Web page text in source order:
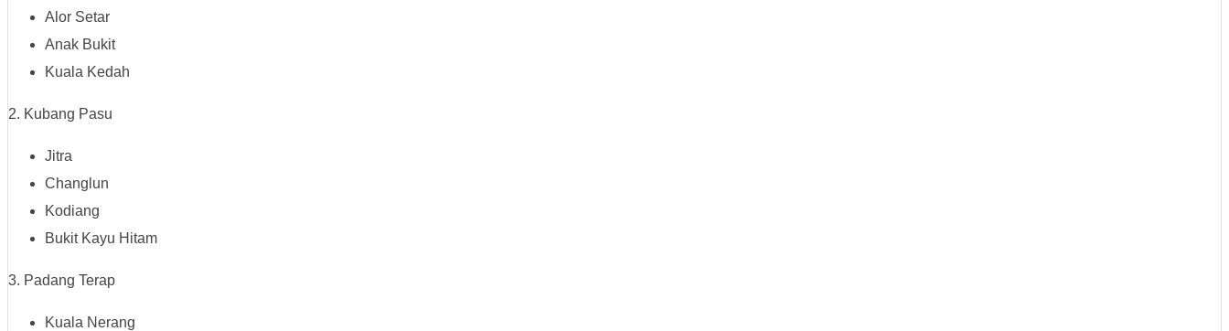
Alor Setar
Anak Bukit
Kuala Kedah
2. Kubang Pasu
Jitra
Changlun
Kodiang
Bukit Kayu Hitam
3. Padang Terap
Kuala Nerang